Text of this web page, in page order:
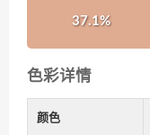
37.1%
色彩详情
颜色